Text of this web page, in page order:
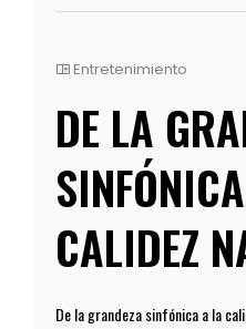
Entretenimiento
DE LA
CALIDEZ
De la grandeza sinfónica a la